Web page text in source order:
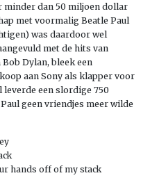
minder dan 50 miljoen dollar
met voormalig Beatle Paul
was daardoor wel
met de hits van
Dylan, bleek een
aan Sony als klapper voor
leverde een slordige 750
geen vriendjes meer wilde
hands off of my stack